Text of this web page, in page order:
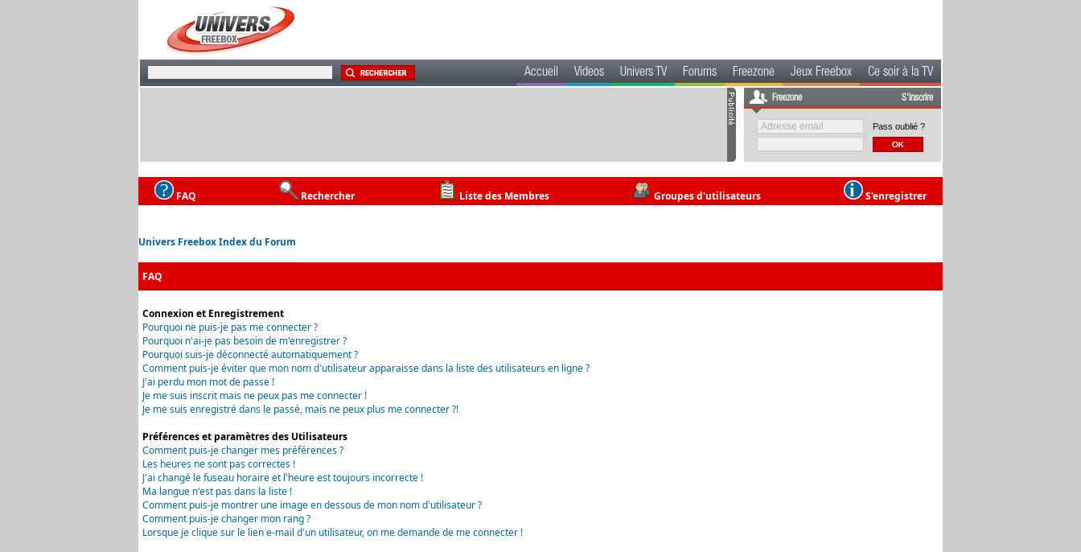
Accueil Videos Univers TV Forums Freezone Jeux Freebox Ce soir à la TV
Freezone S'inscrire
Pass oublié ?
FAQ Rechercher Liste des Membres Groupes d'utilisateurs S'enregistrer
Univers Freebox Index du Forum
FAQ
Connexion et Enregistrement
Pourquoi ne puis-je pas me connecter ?
Pourquoi n'ai-je pas besoin de m'enregistrer ?
Pourquoi suis-je déconnecté automatiquement ?
Comment puis-je éviter que mon nom d'utilisateur apparaisse dans la liste des utilisateurs en ligne ?
J'ai perdu mon mot de passe !
Je me suis inscrit mais ne peux pas me connecter !
Je me suis enregistré dans le passé, mais ne peux plus me connecter ?!
Préférences et paramètres des Utilisateurs
Comment puis-je changer mes préférences ?
Les heures ne sont pas correctes !
J'ai changé le fuseau horaire et l'heure est toujours incorrecte !
Ma langue n'est pas dans la liste !
Comment puis-je montrer une image en dessous de mon nom d'utilisateur ?
Comment puis-je changer mon rang ?
Lorsque je clique sur le lien e-mail d'un utilisateur, on me demande de me connecter !